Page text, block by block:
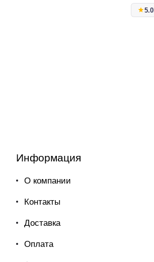
5.0
Информация
О компании
Контакты
Доставка
Оплата